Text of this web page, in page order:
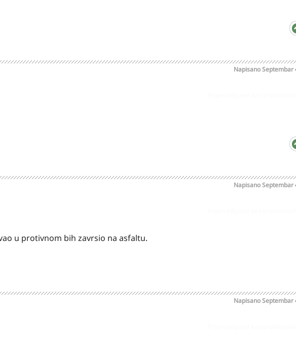
NapisanoSeptembar
NapisanoSeptembar
u protivnom bih zavrsio na asfaltu.
NapisanoSeptembar